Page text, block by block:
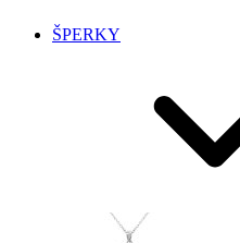
ŠPERKY